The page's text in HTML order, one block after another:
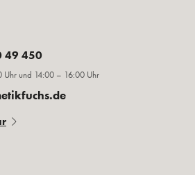
49 450
und 14:00 – 16:00 Uhr